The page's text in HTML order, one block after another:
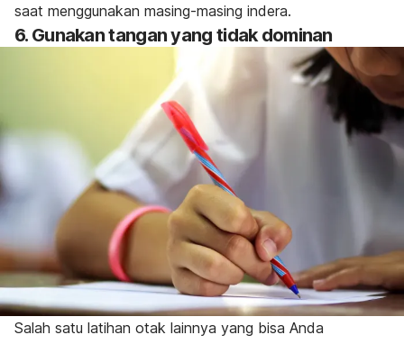
saat menggunakan masing-masing indera.
6. Gunakan tangan yang tidak dominan
Salah satu latihan otak lainnya yang bisa Anda